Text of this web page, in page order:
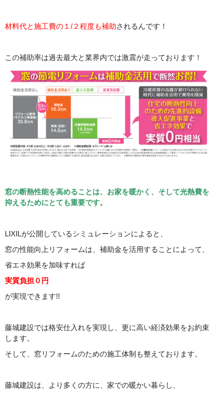
材料代と施工費の１/２程度も補助されるんです！
この補助率は過去最大と業界内では激震が走っております！
窓の断熱性能を高めることは、お家を暖かく、そして光熱費を
抑えるためにとても重要です。
LIXILが公開しているシミュレーションによると、
窓の性能向上リフォームは、補助金を活用することによって、
省エネ効果を加味すれば
実質負担０円
が実現できます!!
藤城建設では格安仕入れを実現し、更に高い経済効果をお約束
します。
そして、窓リフォームのための施工体制も整えております。
藤城建設は、より多くの方に、家での暖かい暮らし、